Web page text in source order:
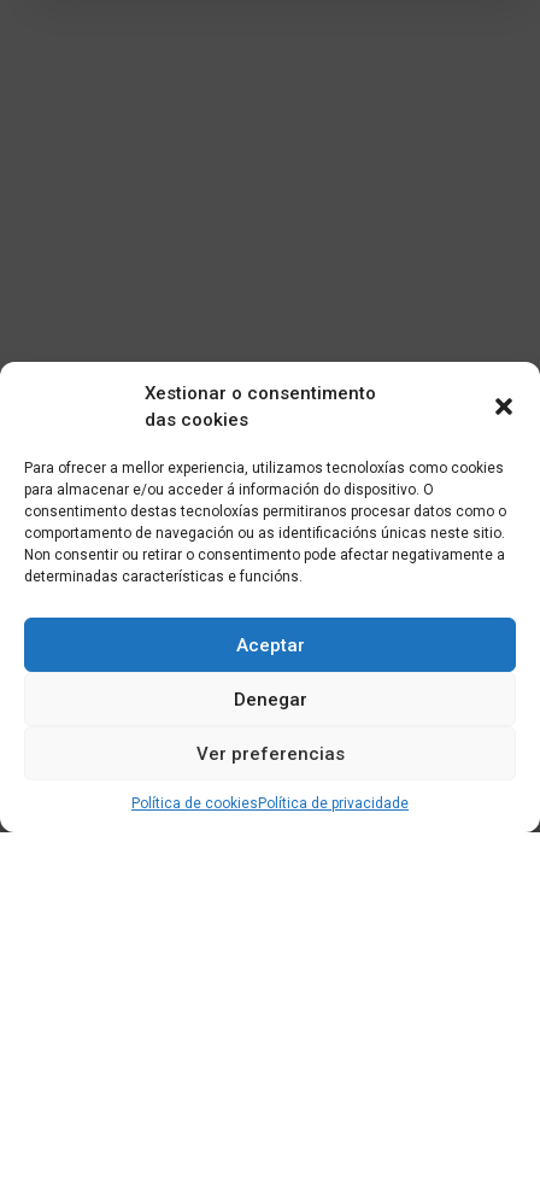
Xestionar o consentimento
das cookies
Para ofrecer a mellor experiencia, utilizamos tecnoloxías como cookies
para almacenar e/ou acceder á información do dispositivo. O
consentimento destas tecnoloxías permitiranos procesar datos como o
comportamento de navegación ou as identificacións únicas neste sitio.
Non consentir ou retirar o consentimento pode afectar negativamente a
determinadas características e funcións.
Aceptar
Denegar
Ver preferencias
Política de cookies Política de privacidade